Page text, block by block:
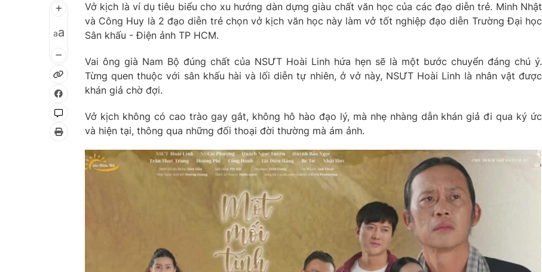
aa
Vở kịch là ví dụ tiêu biểu cho xu hướng dàn dựng giàu chất văn học của các đạo diễn trẻ. Minh Nhật
và Công Huy là 2 đạo diễn trẻ chọn vở kịch văn học này làm vở tốt nghiệp đạo diễn Trường Đại học
Sân khấu - Điện ảnh TP HCM.
Vai ông già Nam Bộ đúng chất của NSƯT Hoài Linh hứa hẹn sẽ là một bước chuyển đáng chú ý.
Từng quen thuộc với sân khấu hài và lối diễn tự nhiên, ở vở này, NSƯT Hoài Linh là nhân vật được
khán giả chờ đợi.
Vở kịch không có cao trào gay gắt, không hô hào đạo lý, mà nhẹ nhàng dẫn khán giả đi qua ký ức
và hiện tại, thông qua những đối thoại đời thường mà ám ảnh.